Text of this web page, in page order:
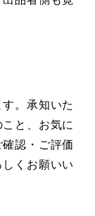
。承知いた
と、お気に
認・ご評価
くお願いい